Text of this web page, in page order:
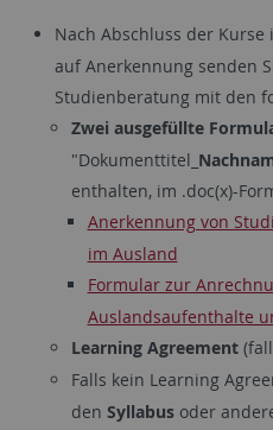
Nach Abschluss der
auf Anerkennung senden
Studienberatung mit den
Zwei ausgefüllte
"Dokumenttitel_
enthalten, im .doc(x)-
Anerkennung von
im Ausland
Formular zur
Auslandsaufenthalte
Learning Agreement
Falls kein Learning
den Syllabusoder